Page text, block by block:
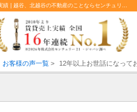
【佐々木】12年以上お世話になっております。成約実績 | 越谷、北越谷の不動産のことならセンチュリー21マルヨシ
お客様の声一覧> 12年以上お世話になって